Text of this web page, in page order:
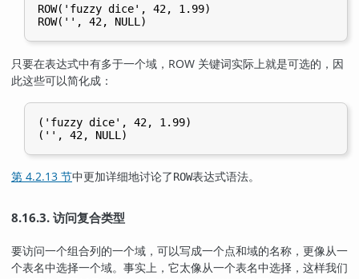
ROW('fuzzy dice', 42, 1.99)
ROW('', 42, NULL)
只要在表达式中有多于一个域，ROW 关键词实际上就是可选的，因
此这些可以简化成：
('fuzzy dice', 42, 1.99)
('', 42, NULL)
第 4.2.13 节中更加详细地讨论了ROW表达式语法。
8.16.3. 访问复合类型
要访问一个组合列的一个域，可以写成一个点和域的名称，更像从一
个表名中选择一个域。事实上，它太像从一个表名中选择，这样我们